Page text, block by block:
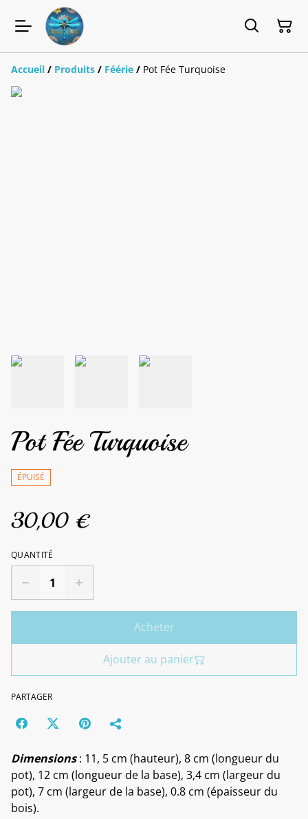
Accueil / Produits / Féérie / Pot Fée Turquoise
Pot Fée Turquoise
ÉPUISÉ
30,00 €
QUANTITÉ
Acheter
Ajouter au panier
PARTAGER
Dimensions: 11, 5 cm (hauteur), 8 cm (longueur du
pot), 12 cm (longueur de la base), 3,4 cm (largeur du
pot), 7 cm (largeur de la base), 0.8 cm (épaisseur du
bois).